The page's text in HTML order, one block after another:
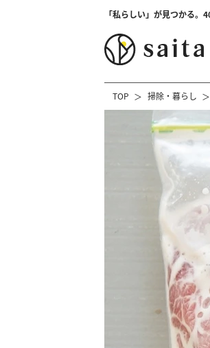
「私らしい」が見つかる。
TOP 掃除・暮らし